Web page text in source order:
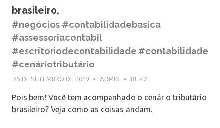
brasileiro.
#negócios #contabilidadebasica
#assessoriacontabil
#escritoriodecontabilidade #contabilidade
#cenáriotributário
25 DE SETEMBRO DE 2019 ADMIN BUZZ
Pois bem! Você tem acompanhado o cenário tributário
brasileiro? Veja como as coisas andam.